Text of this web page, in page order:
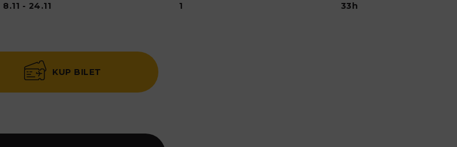
8.11 - 24.11
1
33h
KUP BILET